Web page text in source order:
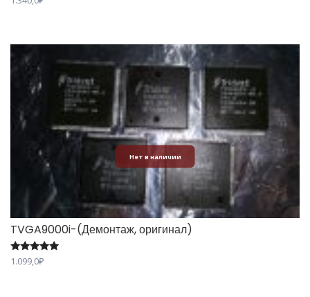
Нет в наличии
TVGA9000i-(Демонтаж, оригинал)
Оценка
1.099,0₽